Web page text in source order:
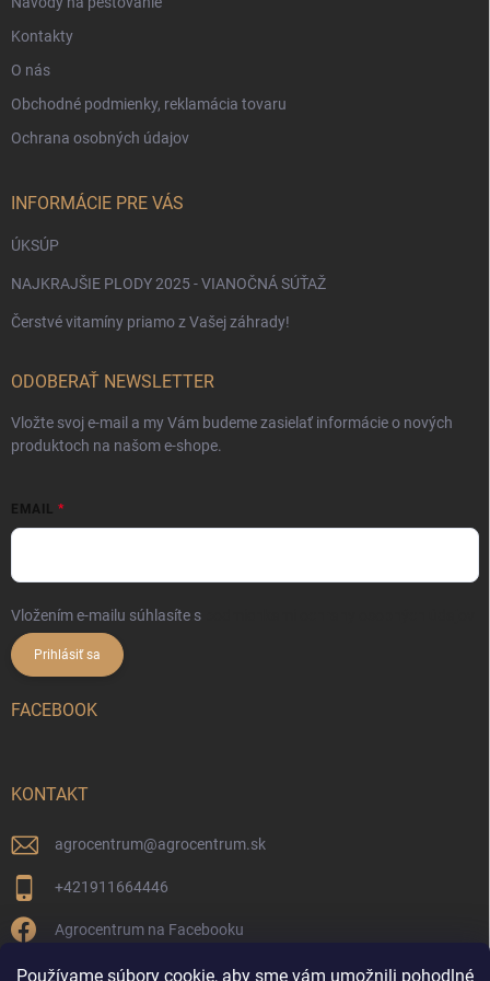
Používame súbory cookie, aby sme vám umožnili pohodlné
Kontakty
O nás
Obchodné podmienky, reklamácia tovaru
Ochrana osobných údajov
INFORMÁCIE PRE VÁS
ÚKSÚP
NAJKRAJŠIE PLODY 2025 - VIANOČNÁ SÚŤAŽ
Čerstvé vitamíny priamo z Vašej záhrady!
ODOBERAŤ NEWSLETTER
Vložte svoj e-mail a my Vám budeme zasielať informácie o nových
produktoch na našom e-shope.
EMAIL
Vložením e-mailu súhlasíte s
Prihlásiť sa
FACEBOOK
KONTAKT
agrocentrum@agrocentrum.sk
+421911664446
Agrocentrum na Facebooku
agrocentrum_topolniky/